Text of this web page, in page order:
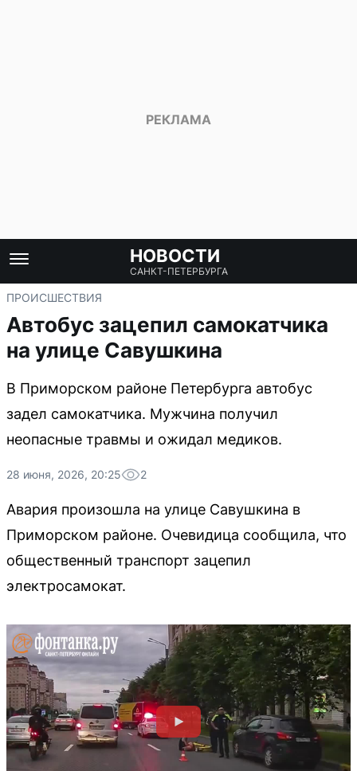
НОВОСТИ
САНКТ-ПЕТЕРБУРГА
ПРОИСШЕСТВИЯ
Автобус зацепил самокатчика
на улице Савушкина
В Приморском районе Петербурга автобус
задел самокатчика. Мужчина получил
неопасные травмы и ожидал медиков.
28 июня, 2026, 20:25 2
Авария произошла на улице Савушкина в
Приморском районе. Очевидица сообщила, что
общественный транспорт зацепил
электросамокат.